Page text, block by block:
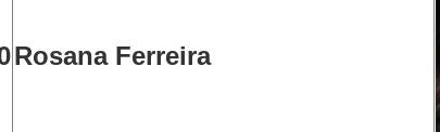
Rosana Ferreira